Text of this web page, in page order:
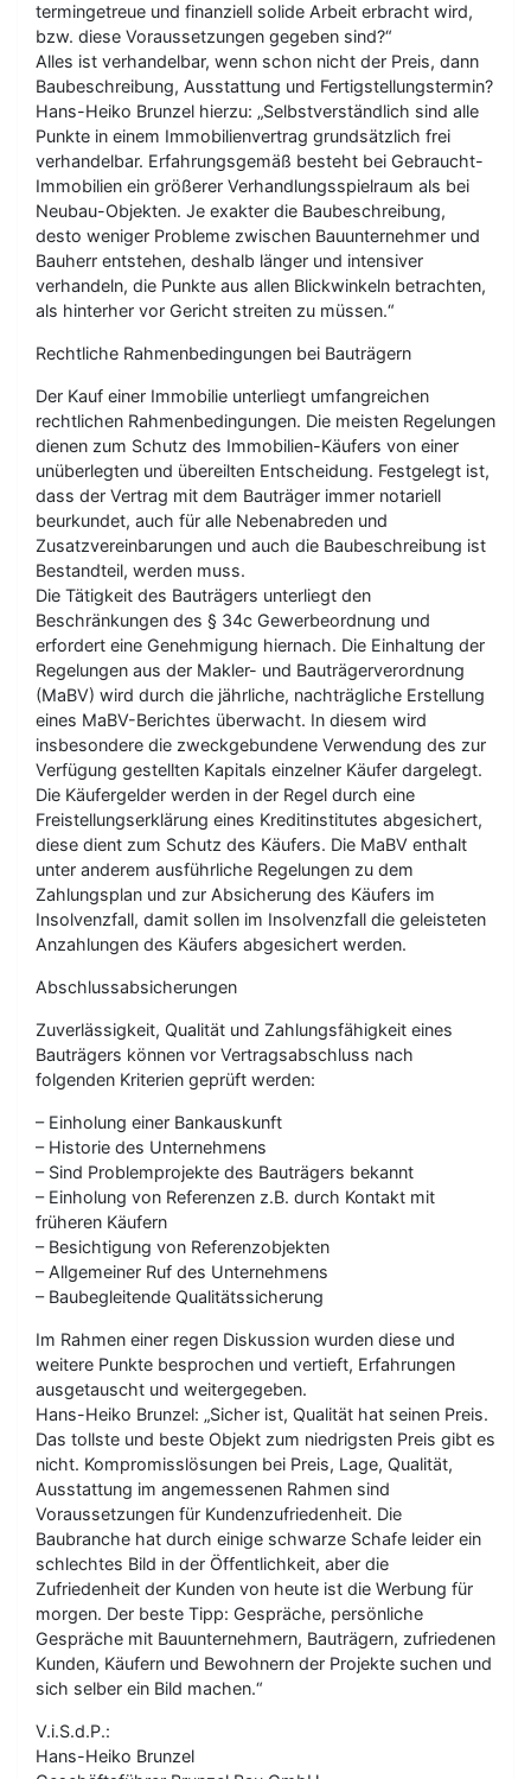
termingetreue und finanziell solide Arbeit erbracht wird,
bzw. diese Voraussetzungen gegeben sind?“
Alles ist verhandelbar, wenn schon nicht der Preis, dann
Baubeschreibung, Ausstattung und Fertigstellungstermin?
Hans-Heiko Brunzel hierzu: „Selbstverständlich sind alle
Punkte in einem Immobilienvertrag grundsätzlich frei
verhandelbar. Erfahrungsgemäß besteht bei Gebraucht-
Immobilien ein größerer Verhandlungsspielraum als bei
Neubau-Objekten. Je exakter die Baubeschreibung,
desto weniger Probleme zwischen Bauunternehmer und
Bauherr entstehen, deshalb länger und intensiver
verhandeln, die Punkte aus allen Blickwinkeln betrachten,
als hinterher vor Gericht streiten zu müssen.“
Rechtliche Rahmenbedingungen bei Bauträgern
Der Kauf einer Immobilie unterliegt umfangreichen
rechtlichen Rahmenbedingungen. Die meisten Regelungen
dienen zum Schutz des Immobilien-Käufers von einer
unüberlegten und übereilten Entscheidung. Festgelegt ist,
dass der Vertrag mit dem Bauträger immer notariell
beurkundet, auch für alle Nebenabreden und
Zusatzvereinbarungen und auch die Baubeschreibung ist
Bestandteil, werden muss.
Die Tätigkeit des Bauträgers unterliegt den
Beschränkungen des § 34c Gewerbeordnung und
erfordert eine Genehmigung hiernach. Die Einhaltung der
Regelungen aus der Makler- und Bauträgerverordnung
(MaBV) wird durch die jährliche, nachträgliche Erstellung
eines MaBV-Berichtes überwacht. In diesem wird
insbesondere die zweckgebundene Verwendung des zur
Verfügung gestellten Kapitals einzelner Käufer dargelegt.
Die Käufergelder werden in der Regel durch eine
Freistellungserklärung eines Kreditinstitutes abgesichert,
diese dient zum Schutz des Käufers. Die MaBV enthalt
unter anderem ausführliche Regelungen zu dem
Zahlungsplan und zur Absicherung des Käufers im
Insolvenzfall, damit sollen im Insolvenzfall die geleisteten
Anzahlungen des Käufers abgesichert werden.
Abschlussabsicherungen
Zuverlässigkeit, Qualität und Zahlungsfähigkeit eines
Bauträgers können vor Vertragsabschluss nach
folgenden Kriterien geprüft werden:
– Einholung einer Bankauskunft
– Historie des Unternehmens
– Sind Problemprojekte des Bauträgers bekannt
– Einholung von Referenzen z.B. durch Kontakt mit
früheren Käufern
– Besichtigung von Referenzobjekten
– Allgemeiner Ruf des Unternehmens
– Baubegleitende Qualitätssicherung
Im Rahmen einer regen Diskussion wurden diese und
weitere Punkte besprochen und vertieft, Erfahrungen
ausgetauscht und weitergegeben.
Hans-Heiko Brunzel: „Sicher ist, Qualität hat seinen Preis.
Das tollste und beste Objekt zum niedrigsten Preis gibt es
nicht. Kompromisslösungen bei Preis, Lage, Qualität,
Ausstattung im angemessenen Rahmen sind
Voraussetzungen für Kundenzufriedenheit. Die
Baubranche hat durch einige schwarze Schafe leider ein
schlechtes Bild in der Öffentlichkeit, aber die
Zufriedenheit der Kunden von heute ist die Werbung für
morgen. Der beste Tipp: Gespräche, persönliche
Gespräche mit Bauunternehmern, Bauträgern, zufriedenen
Kunden, Käufern und Bewohnern der Projekte suchen und
sich selber ein Bild machen.“
V.i.S.d.P.:
Hans-Heiko Brunzel